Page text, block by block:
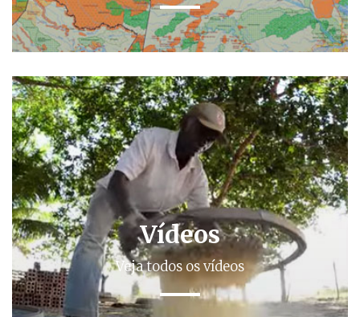
Vídeos
Veja todos os vídeos